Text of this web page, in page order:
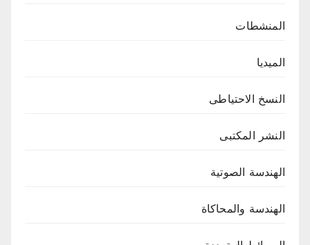
المنشطات
الميديا
النسخ الاحتياطى
النشر المكتبى
الهندسة الصوتية
الهندسة والمحاكاة